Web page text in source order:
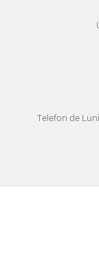
Telefon de